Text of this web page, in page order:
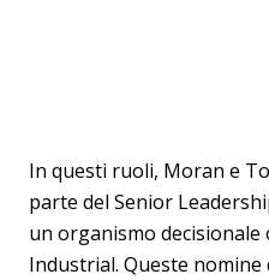
In questi ruoli, Moran e
parte del Senior
un organismo decisionale
Industrial. Queste